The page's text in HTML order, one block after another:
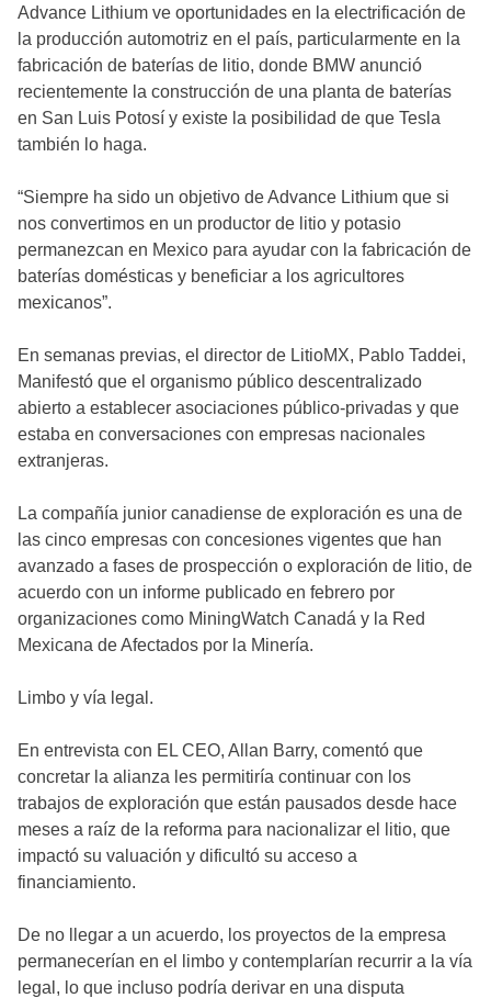
Advance Lithium ve oportunidades en la electrificación de
la producción automotriz en el país, particularmente en la
fabricación de baterías de litio, donde BMW anunció
recientemente la construcción de una planta de baterías
en San Luis Potosí y existe la posibilidad de que Tesla
también lo haga.
“Siempre ha sido un objetivo de Advance Lithium que si
nos convertimos en un productor de litio y potasio
permanezcan en Mexico para ayudar con la fabricación de
baterías domésticas y beneficiar a los agricultores
mexicanos”.
En semanas previas, el director de LitioMX, Pablo Taddei,
Manifestó que el organismo público descentralizado
abierto a establecer asociaciones público-privadas y que
estaba en conversaciones con empresas nacionales
extranjeras.
La compañía junior canadiense de exploración es una de
las cinco empresas con concesiones vigentes que han
avanzado a fases de prospección o exploración de litio, de
acuerdo con un informe publicado en febrero por
organizaciones como MiningWatch Canadá y la Red
Mexicana de Afectados por la Minería.
Limbo y vía legal.
En entrevista con EL CEO, Allan Barry, comentó que
concretar la alianza les permitiría continuar con los
trabajos de exploración que están pausados desde hace
meses a raíz de la reforma para nacionalizar el litio, que
impactó su valuación y dificultó su acceso a
financiamiento.
De no llegar a un acuerdo, los proyectos de la empresa
permanecerían en el limbo y contemplarían recurrir a la vía
legal, lo que incluso podría derivar en una disputa